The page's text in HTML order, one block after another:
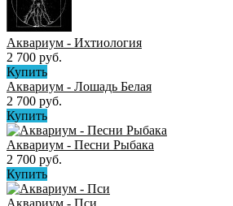
Аквариум - Ихтиология
2 700 руб.
Купить
Аквариум - Лошадь Белая
2 700 руб.
Купить
Аквариум - Песни Рыбака
2 700 руб.
Купить
Аквариум - Пси